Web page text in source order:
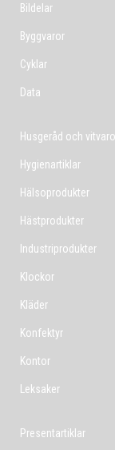
Bildelar
Byggvaror
Cyklar
Data
Husgeråd och
Hygienartiklar
Hälsoprodukter
Hästprodukter
Industriprodukter
Klockor
Kläder
Konfektyr
Kontor
Leksaker
Presentartiklar